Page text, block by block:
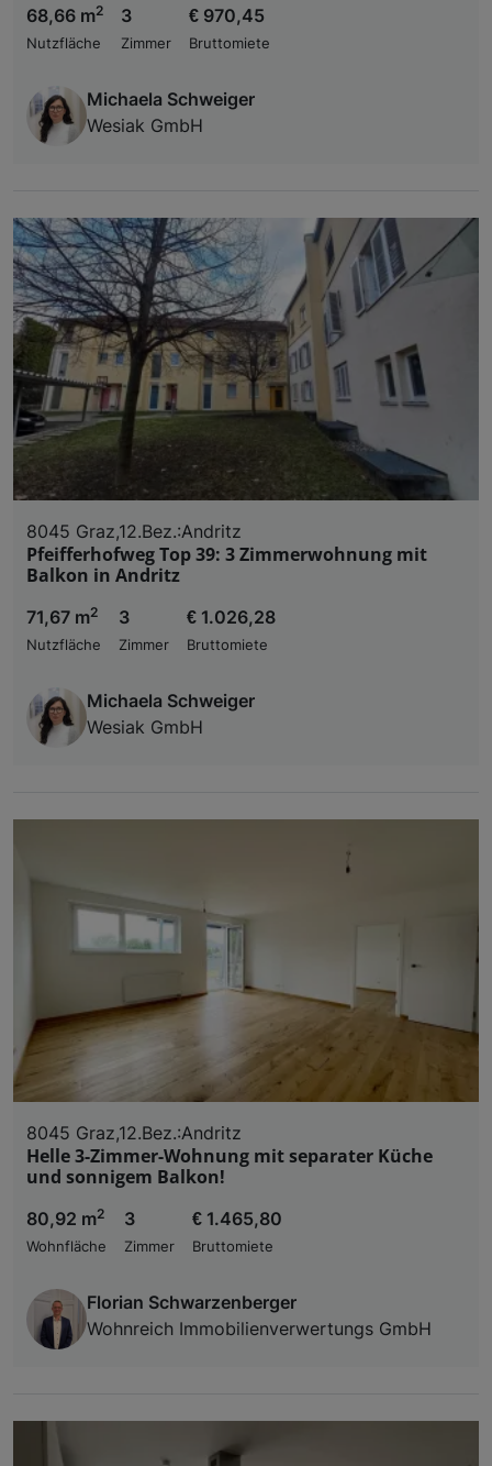
68,66 m2
Nutzfläche
3
Zimmer
€ 970,45
Bruttomiete
Michaela Schweiger
Wesiak GmbH
8045 Graz,12.Bez.:Andritz
Pfeifferhofweg Top 39: 3 Zimmerwohnung mit
Balkon in Andritz
71,67 m2
Nutzfläche
3
Zimmer
€ 1.026,28
Bruttomiete
Michaela Schweiger
Wesiak GmbH
8045 Graz,12.Bez.:Andritz
Helle 3-Zimmer-Wohnung mit separater Küche
und sonnigem Balkon!
80,92 m2
Wohnfläche
3
Zimmer
€ 1.465,80
Bruttomiete
Florian Schwarzenberger
Wohnreich Immobilienverwertungs GmbH